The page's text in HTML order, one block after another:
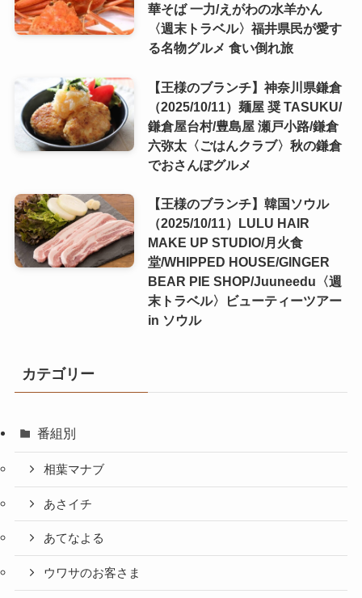
華そば 一力/えがわの水羊かん
〈週末トラベル〉福井県民が愛す
る名物グルメ 食い倒れ旅
【王様のブランチ】神奈川県鎌倉
（2025/10/11）麺屋 奨 TASUKU/
鎌倉屋台村/豊島屋 瀬戸小路/鎌倉
六弥太〈ごはんクラブ〉秋の鎌倉
でおさんぽグルメ
【王様のブランチ】韓国ソウル
（2025/10/11）LULU HAIR
MAKE UP STUDIO/月火食
堂/WHIPPED HOUSE/GINGER
BEAR PIE SHOP/Juuneedu〈週
末トラベル〉ビューティーツアー
in ソウル
カテゴリー
番組別
相葉マナブ
あさイチ
あてなよる
ウワサのお客さま